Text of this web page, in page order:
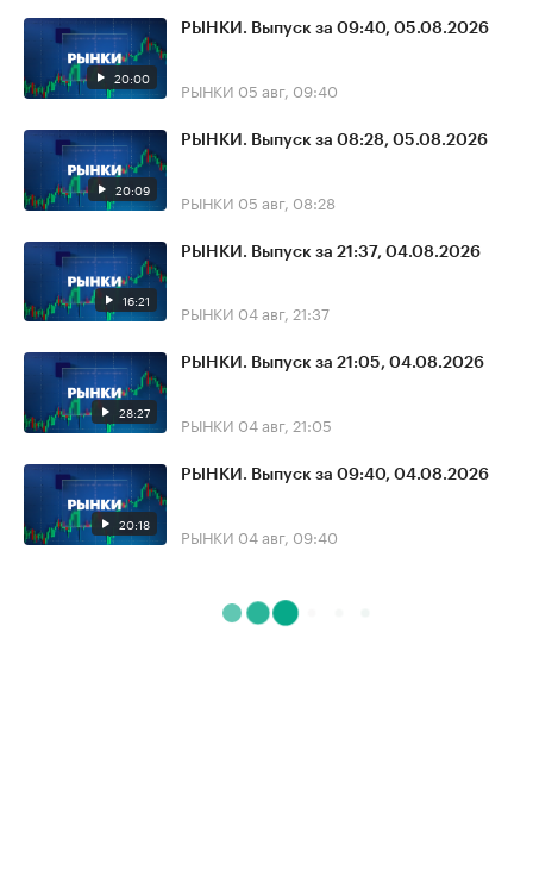
20:00
РЫНКИ. Выпуск за 09:40, 05.08.2026
РЫНКИ 05 авг, 09:40
20:09
РЫНКИ. Выпуск за 08:28, 05.08.2026
РЫНКИ 05 авг, 08:28
16:21
РЫНКИ. Выпуск за 21:37, 04.08.2026
РЫНКИ 04 авг, 21:37
28:27
РЫНКИ. Выпуск за 21:05, 04.08.2026
РЫНКИ 04 авг, 21:05
20:18
РЫНКИ. Выпуск за 09:40, 04.08.2026
РЫНКИ 04 авг, 09:40